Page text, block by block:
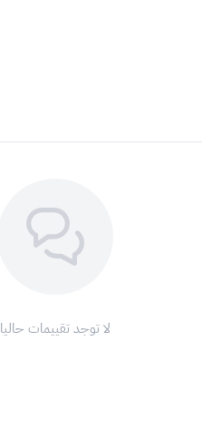
لا توجد تقييمات حاليا